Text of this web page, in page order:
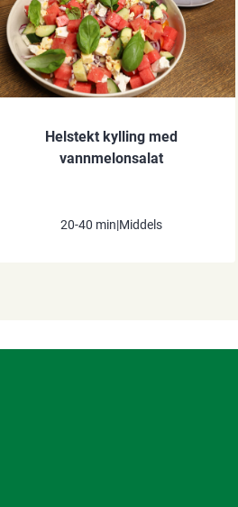
Helstekt kylling med
vannmelonsalat
20-40 min|Middels